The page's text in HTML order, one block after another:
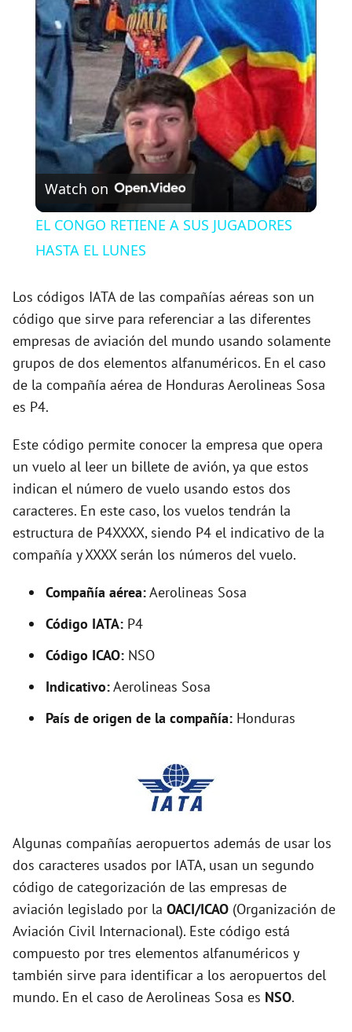
l
a
y
V
i
e
o
Watch on
EL CONGO RETIENE A SUS JUGADORES
HASTA EL LUNES
Los códigos IATA de las compañías aéreas son un
código que sirve para referenciar a las diferentes
empresas de aviación del mundo usando solamente
grupos de dos elementos alfanuméricos. En el caso
de la compañía aérea de Honduras Aerolineas Sosa
es P4.
Este código permite conocer la empresa que opera
un vuelo al leer un billete de avión, ya que estos
indican el número de vuelo usando estos dos
caracteres. En este caso, los vuelos tendrán la
estructura de P4XXXX, siendo P4 el indicativo de la
compañía y XXXX serán los números del vuelo.
Compañía aérea:Aerolineas Sosa
Código IATA: P4
Código ICAO: NSO
Indicativo:Aerolineas Sosa
País de origen de la compañía: Honduras
Algunas compañías aeropuertos además de usar los
dos caracteres usados por IATA, usan un segundo
código de categorización de las empresas de
aviación legislado por la OACI/ICAO (Organización de
Aviación Civil Internacional). Este código está
compuesto por tres elementos alfanuméricos y
también sirve para identificar a los aeropuertos del
mundo. En el caso de Aerolineas Sosa es NSO.